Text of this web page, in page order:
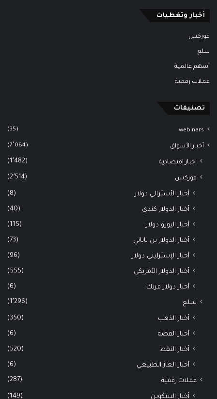
أخبار وتغطيات
فوركس
سلع
أسهم عالمية
عملات رقمية
تصنيفات
webinars
(35)
أخبار الأسواق (7٬084)
اخبار اقتصادية (1٬482)
فوركس (2٬514)
أخبار الأسترالي دولار (8)
أخبار الدولار كندي (40)
أخبار اليورو دولار (115)
أخبار الدولار ين ياباني (73)
أخبار الإسترليني دولار (96)
أخبار الدولار الأمريكي (555)
أخبار دولار فرنك (6)
سلع (1٬296)
أخبار الذهب (350)
أخبار الفضة (6)
أخبار النفط (520)
أخبار الغاز الطبيعي (6)
عملات رقمية (287)
أخبار البيتكوين (149)